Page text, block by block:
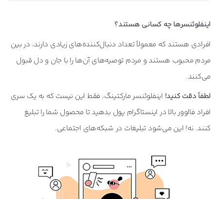
اینفلوئنسرها چه کسانی هستند؟
افرادی هستند که معمولاً تعداد دنبال‌کننده‌های زیادی دارند، در بین
مردم محبوب هستند و مردم توصیه‌های آن‌ها را با جان و دل قبول
می‌کنند.
لطفاً دقت کنید! اینفلوئنسر مارکتینگ، فقط این نیست که به یک سری
افراد فالوور بالا در اینستاگرام پول بدهید تا محصول شما را تبلیغ
کنند. نه! این می‌شود تبلیغات در شبکه‌های اجتماعی.